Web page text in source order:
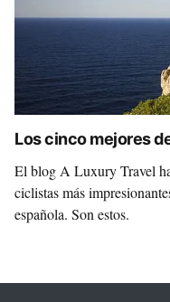
Los cinco mejores
El blog A Luxury Travel
ciclistas más
española. Son estos.